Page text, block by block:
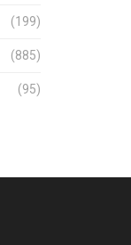
(199)
(885)
(95)